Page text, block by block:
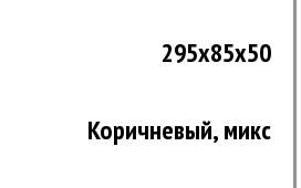
295x85x50
Коричневый, микс